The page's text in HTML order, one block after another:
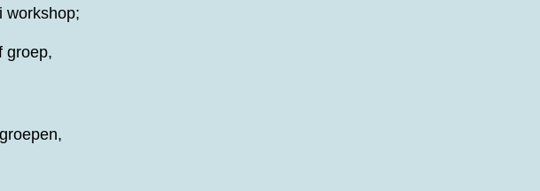
workshop;
groep,